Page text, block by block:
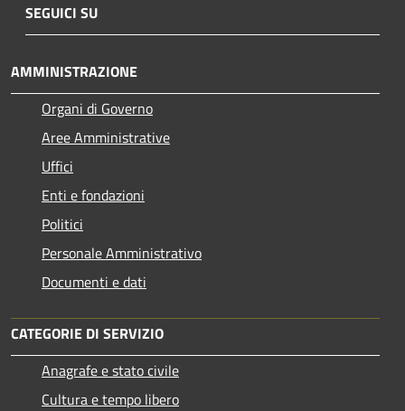
SEGUICI SU
AMMINISTRAZIONE
Organi di Governo
Aree Amministrative
Uffici
Enti e fondazioni
Politici
Personale Amministrativo
Documenti e dati
CATEGORIE DI SERVIZIO
Anagrafe e stato civile
Cultura e tempo libero